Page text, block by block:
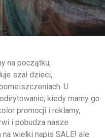
na początku,
szał dzieci,
U
kiedy mamy go
promocji i reklamy,
i pobudza nasze
wielki napis SALE! ale